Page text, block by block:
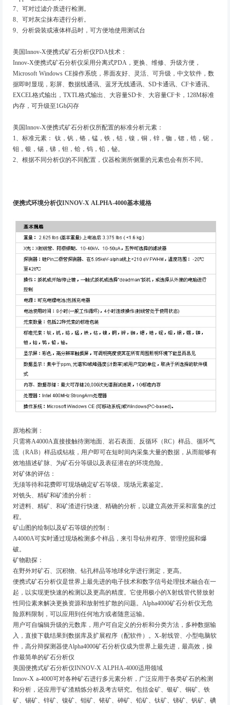
7、可对过滤介质进行检测。
8、可对灰尘抹布进行分析。
9、分析袋装或液体样品时，可方便地使用测试台
美国Innov-X便携式矿石分析仪PDA技术：
Innov-X便携式矿石分析仪采用分离式PDA，更换、维修、升级方便，
Microsoft Windows CE操作系统，界面友好、灵活、可升级，中文软件，数
据即时显现，彩屏、数据线通讯、蓝牙无线通讯、SD卡通讯、CF卡通讯、
EXCEL格式输出，TXTL格式输出、大容量SD卡、大容量CF卡，128M标准
内存，可升级至1Gb闪存
美国Innov-X便携式矿石分析仪所配置的标准分析元素：
1、标准元素： 钛，钒，铬，锰，铁，钴，镍，铜，锌，铷，锶，锆，铌，
钼，银，锡，锑，钽，铪，钨，铅，铋。
2、根据不同分析仪的不同配置，仪器检测所侧重的元素也会有所不同。
便携式环境分析仪INNOV-X ALPHA-4000基本规格
原地检测：
只需将A4000A直接接触待测地面、岩石表面、反循环（RC）样品、循环气
流（RAB）样品或钻核，用户即可在短时间内采集大量的数据，从而能够有
效地描述矿脉、为矿石分等级以及表征潜在的环境危险。
对矿体的评估：
无须等待和花费即可现场确定矿石等级。现场元素鉴定。
对铣头、精矿和矿渣的分析：
对进料、精矿、和矿渣进行快速、精确的分析，以建立高效开采和富集的过
程。
矿山图的绘制以及矿石等级的控制：
A4000A可实时通过现场检测多个样品，来引导钻井程序、管理挖掘和爆
破。
矿物勘探：
在野外对矿石、沉积物、钻孔样品等地球化学进行测定，更高。
便携式矿石分析仪是世界上最先进的电子技术和数字信号处理技术融合在一
起，以实现更快速的检测以及更高的精度。它使用极小的X射线管代替放射
性同位素来解决更换资源和放射性扩散的问题。Alpha4000矿石分析仪无危
险原料限制，可以应用到任何地方或者随意运输。
用户可自编辑升级的元数库，用户可自定义的分析和分类方法，多种数据输
入，直接下载结果到数据库及扩展程序（配软件）。X-射线管、小型电脑软
件，高分辩探测器使Alpha4000矿石分析仪成为世界上最先进，最高效，操
作最简单的矿石分析仪
美国便携式矿石分析仪INNOV-X ALPHA-4000适用领域
Innov-X a-4000可对各种矿石进行多元素分析，广泛应用于各类矿石的检测
和分析，还应用于矿渣精炼分析及考古研究。包括金矿、银矿、铜矿、铁
矿、锡矿、锌矿、镍矿、钼矿、铱矿、砷矿、铅矿、钛矿、锑矿、钒矿、碘